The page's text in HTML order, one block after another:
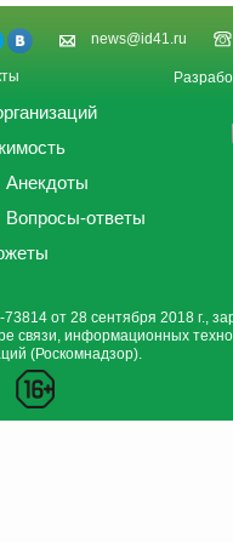
news@id41.ru
Анекдоты
Вопросы-ответы
от 28 сентября 2018 г.,
связи, информационных
(Роскомнадзор).